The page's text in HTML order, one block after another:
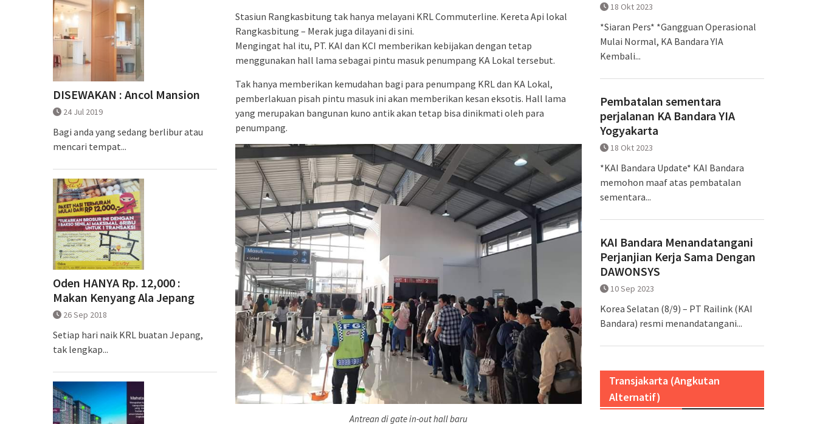
Stasiun Rangkasbitung tak hanya melayani KRL Commuterline. Kereta Api lokal
Rangkasbitung – Merak juga dilayani di sini.
Mengingat hal itu, PT. KAI dan KCI memberikan kebijakan dengan tetap
menggunakan hall lama sebagai pintu masuk penumpang KA Lokal tersebut.
Tak hanya memberikan kemudahan bagi para penumpang KRL dan KA Lokal,
pemberlakuan pisah pintu masuk ini akan memberikan kesan eksotis. Hall lama
yang merupakan bangunan kuno antik akan tetap bisa dinikmati oleh para
penumpang.
Antrean di gate in-out hall baru
18 Okt 2023
*Siaran Pers* *Gangguan Operasional
Mulai Normal, KA Bandara YIA
Kembali...
Pembatalan sementara
perjalanan KA Bandara YIA
Yogyakarta
18 Okt 2023
*KAI Bandara Update* KAI Bandara
memohon maaf atas pembatalan
sementara...
KAI Bandara Menandatangani
Perjanjian Kerja Sama Dengan
DAWONSYS
10 Sep 2023
Korea Selatan (8/9) – PT Railink (KAI
Bandara) resmi menandatangani...
Transjakarta (Angkutan
Alternatif)
DISEWAKAN : Ancol Mansion
24 Jul 2019
Bagi anda yang sedang berlibur atau
mencari tempat...
Oden HANYA Rp. 12,000 :
Makan Kenyang Ala Jepang
26 Sep 2018
Setiap hari naik KRL buatan Jepang,
tak lengkap...